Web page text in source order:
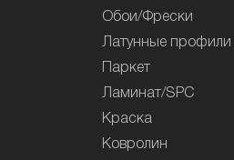
Обои/Фрески
Латунные профили
Паркет
Ламинат/SPC
Краска
Ковролин